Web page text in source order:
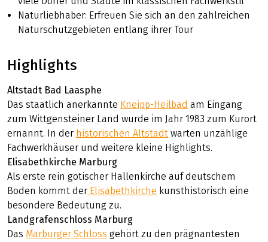
Naturliebhaber: Erfreuen Sie sich an den zahlreichen
Naturschutzgebieten entlang ihrer Tour
Highlights
Altstadt Bad Laasphe
Das staatlich anerkannte Kneipp-Heilbad am Eingang
zum Wittgensteiner Land wurde im Jahr 1983 zum Kurort
ernannt. In der historischen Altstadt warten unzählige
Fachwerkhäuser und weitere kleine Highlights.
Elisabethkirche Marburg
Als erste rein gotischer Hallenkirche auf deutschem
Boden kommt der Elisabethkirche kunsthistorisch eine
besondere Bedeutung zu.
Landgrafenschloss Marburg
Das Marburger Schloss gehört zu den prägnantesten